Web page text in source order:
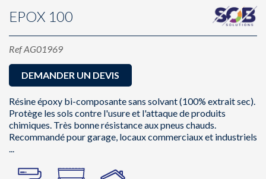
EPOX 100
RefAG01969
DEMANDER UN DEVIS
Résine époxy bi-composante sans solvant (100% extrait sec).
Protège les sols contre l'usure et l'attaque de produits
chimiques. Très bonne résistance aux pneus chauds.
Recommandé pour garage, locaux commerciaux et industriels
...